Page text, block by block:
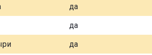
да
да
да